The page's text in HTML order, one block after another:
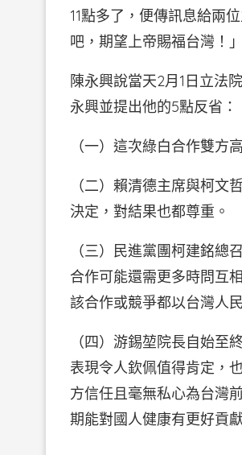
11點多了，便傳訊息給兩
吧，期望上帝賜福台灣！」
陳永興說當天2月1日立法
永興並提出他的5點反省：
（一）這次綠白合作雙方
（二）賴清德主席與柯
決定，對結果也都尊重。
（三）民進黨團柯建銘
合作可能還需更多時問互
該合作或競爭都以台灣人
（四）游錫堃院長自始
表現令人欽佩值得肯定，
方信任且毫無私心為台灣
期能對國人健康有更好貢獻